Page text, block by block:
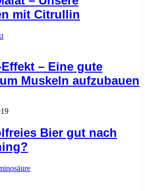
mit Citrullin
– Eine gute
Muskeln aufzubauen
Bier gut nach